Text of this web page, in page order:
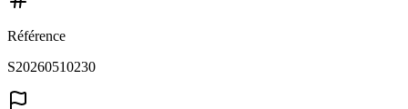
Référence
S20260510230